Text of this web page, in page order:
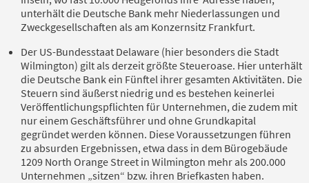
unterhält die Deutsche Bank mehr Niederlassungen und
Zweckgesellschaften als am Konzernsitz Frankfurt.
Der US-Bundesstaat Delaware (hier besonders die Stadt
Wilmington) gilt als derzeit größte Steueroase. Hier unterhält
die Deutsche Bank ein Fünftel ihrer gesamten Aktivitäten. Die
Steuern sind äußerst niedrig und es bestehen keinerlei
Veröffentlichungspflichten für Unternehmen, die zudem mit
nur einem Geschäftsführer und ohne Grundkapital
gegründet werden können. Diese Voraussetzungen führen
zu absurden Ergebnissen, etwa dass in dem Bürogebäude
1209 North Orange Street in Wilmington mehr als 200.000
Unternehmen „sitzen“ bzw. ihren Briefkasten haben.